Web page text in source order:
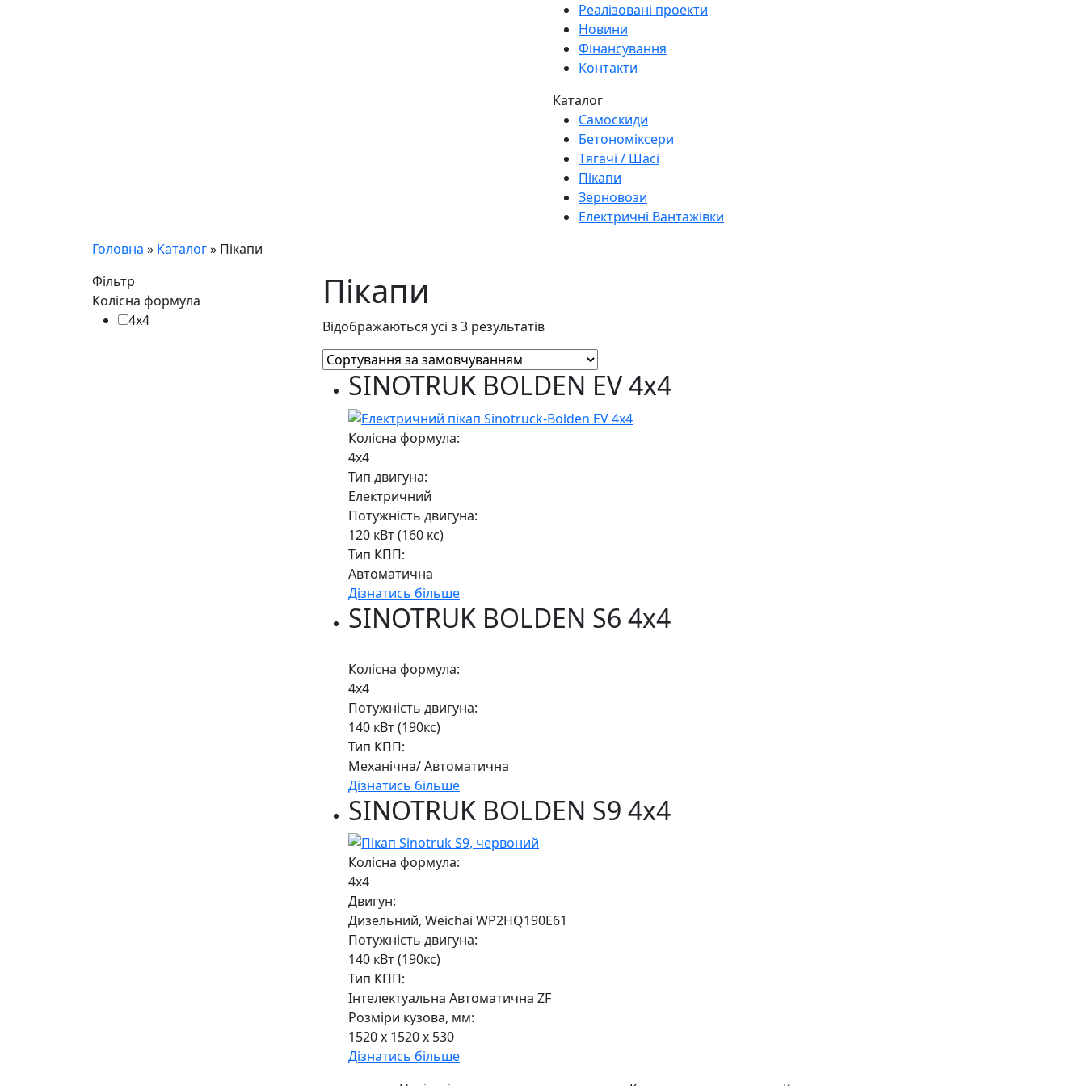
Реалізовані проекти
Новини
Фінансування
Контакти
Каталог
Самоскиди
Бетономіксери
Тягачі / Шасі
Пікапи
Зерновози
Електричні Вантажівки
Головна » Каталог» Пікапи
Фільтр
Колісна формула
4x4
Пікапи
Відображаються усі з 3 результатів
SINOTRUK BOLDEN EV 4x4
Колісна формула:
4x4
Тип двигуна:
Електричний
Потужність двигуна:
120 кВт (160 кс)
Тип КПП:
Автоматична
Дізнатись більше
SINOTRUK BOLDEN S6 4x4
Колісна формула:
4x4
Потужність двигуна:
140 кВт (190кс)
Тип КПП:
Механічна/ Автоматична
Дізнатись більше
SINOTRUK BOLDEN S9 4x4
Колісна формула:
4x4
Двигун:
Дизельний, Weichai WP2HQ190E61
Потужність двигуна:
140 кВт (190кс)
Тип КПП:
Інтелектуальна Автоматична ZF
Розміри кузова, мм:
1520 х 1520 х 530
Дізнатись більше